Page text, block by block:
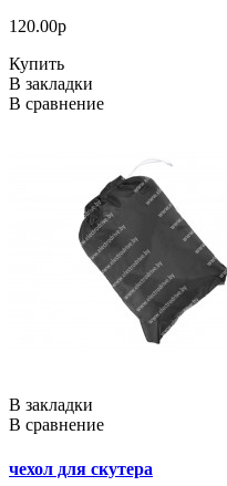
120.00р
Купить
В закладки
В сравнение
В закладки
В сравнение
чехол для скутера